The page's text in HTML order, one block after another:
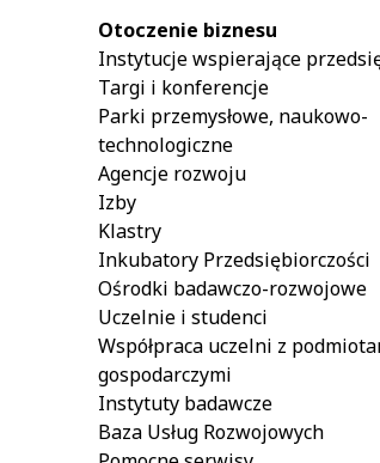
Otoczenie biznesu
Instytucje wspierające
Targi i konferencje
Parki przemysłowe, naukowo-
technologiczne
Agencje rozwoju
Izby
Klastry
Inkubatory Przedsiębiorczości
Ośrodki badawczo-rozwojowe
Uczelnie i studenci
Współpraca uczelni z
gospodarczymi
Instytuty badawcze
Baza Usług Rozwojowych